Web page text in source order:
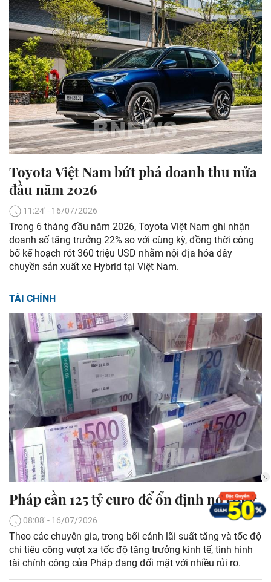
Toyota Việt Nam bứt phá doanh thu nửa
đầu năm 2026
11:24' - 16/07/2026
Trong 6 tháng đầu năm 2026, Toyota Việt Nam ghi nhận
doanh số tăng trưởng 22% so với cùng kỳ, đồng thời công
bố kế hoạch rót 360 triệu USD nhằm nội địa hóa dây
chuyền sản xuất xe Hybrid tại Việt Nam.
TÀI CHÍNH
Pháp cần 125 tỷ euro để ổn định nợ công
08:08' - 16/07/2026
Theo các chuyên gia, trong bối cảnh lãi suất tăng và tốc độ
chi tiêu công vượt xa tốc độ tăng trưởng kinh tế, tình hình
tài chính công của Pháp đang đối mặt với nhiều rủi ro.